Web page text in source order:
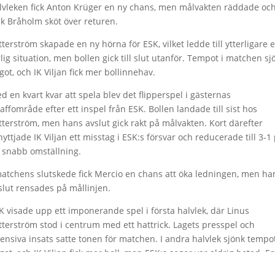
fick Anton Krüger en ny chans, men målvakten räddade och
Bråholm sköt över returen.
skapade en ny hörna för ESK, vilket ledde till ytterligare
situation, men bollen gick till slut utanför. Tempot i matchen
och IK Viljan fick mer bollinnehav.
en kvart kvar att spela blev det flipperspel i gästernas
efter ett inspel från ESK. Bollen landade till sist hos
men hans avslut gick rakt på målvakten. Kort därefter
IK Viljan ett misstag i ESK:s försvar och reducerade till 3-1
omställning.
slutskede fick Mercio en chans att öka ledningen, men
rensades på mållinjen.
visade upp ett imponerande spel i första halvlek, där Linus
stod i centrum med ett hattrick. Lagets presspel och
insats satte tonen för matchen. I andra halvlek sjönk
och IK Viljan fick mer boll, men ESK:s seger var aldrig hotad. En